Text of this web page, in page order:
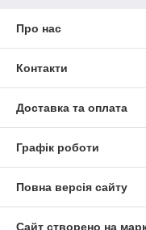
Про нас
Контакти
Доставка та оплата
Графік роботи
Повна версія сайту
Сайт створено на